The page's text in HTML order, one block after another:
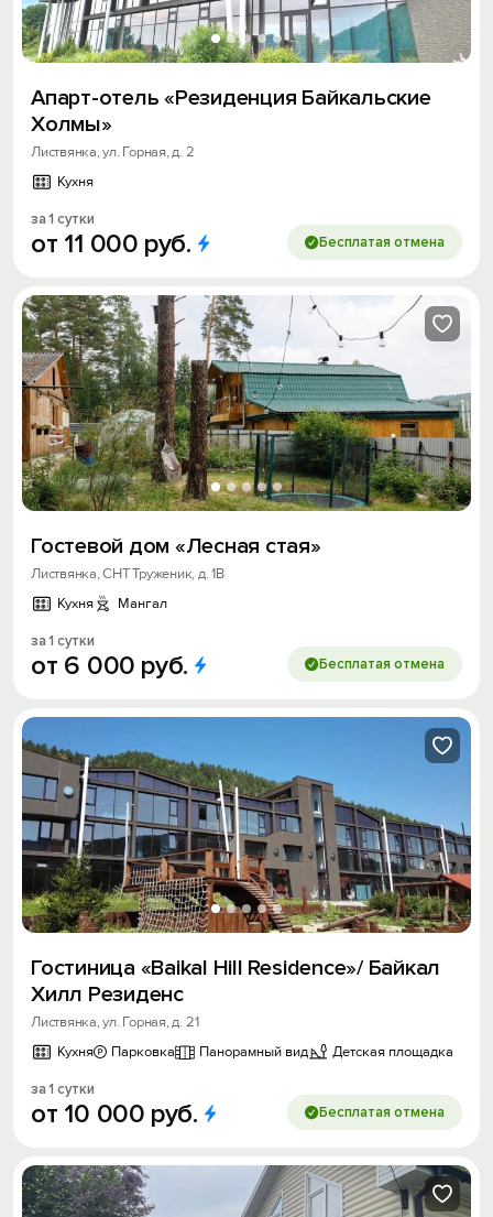
Апарт-отель «Резиденция Байкальские
Холмы»
Листвянка, ул. Горная, д. 2
Кухня
за 1 сутки
от 11 000 руб. Бесплатая отмена
Гостевой дом «Лесная стая»
Листвянка, СНТ Труженик, д. 1В
Кухня
Мангал
за 1 сутки
от 6 000 руб. Бесплатая отмена
Гостиница «Baikal Hill Residence»/ Байкал
Хилл Резиденс
Листвянка, ул. Горная, д. 21
Кухня
Парковка Панорамный вид Детская площадка
за 1 сутки
от 10 000 руб. Бесплатая отмена